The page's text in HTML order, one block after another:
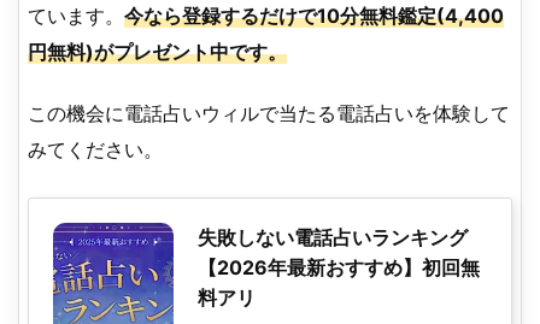
ています。 今なら登録するだけで10分無料鑑定(4,400
円無料)がプレゼント中です。
この機会に電話占いウィルで当たる電話占いを体験して
みてください。
失敗しない電話占いランキング
【2026年最新おすすめ】初回無
料アリ